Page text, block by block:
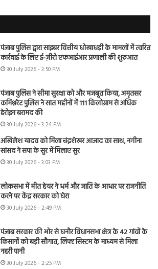
पंजाब पुलिस द्वारा साइबर वित्तीय धोखाधड़ी के मामलों में त्वरित
कार्रवाई के लिए ई-ज़ीरो एफआईआर प्रणाली की शुरुआत
30 July 2026 - 3:50 PM
पंजाब पुलिस ने सीमा सुरक्षा को और मजबूत किया, अमृतसर
कमिश्नरेट पुलिस ने सात महीनों में 111 किलोग्राम से अधिक
हेरोइन बरामद की
30 July 2026 - 3:24 PM
अखिलेश यादव को मिला चंद्रशेखर आजाद का साथ, नगीना
सांसद ने सपा के सुर में मिलाए सुर
30 July 2026 - 3:03 PM
लोकसभा में मीत हेयर ने धर्म और जाति के आधार पर राजनीति
करने पर केंद्र सरकार को घेरा
30 July 2026 - 2:49 PM
पंजाब सरकार की ओर से घनौर विधानसभा क्षेत्र के 42 गांवों के
किसानों को बड़ी सौगात, लिफ्ट सिस्टम के माध्यम से मिला
नहरी पानी
30 July 2026 - 2:25 PM